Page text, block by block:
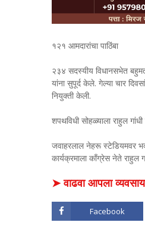
१२१ आमदारांचा पाठिंबा
२३४ सदस्यीय विधानसभेत
यांना सुपूर्द केले. गेल्या चार
नियुक्ती केली.
शपथविधी सोहळ्याला राहुल
जवाहरलाल नेहरू स्टेडियमवर
कार्यक्रमाला काँग्रेस नेते
➤ वाढवा आपला
Facebook